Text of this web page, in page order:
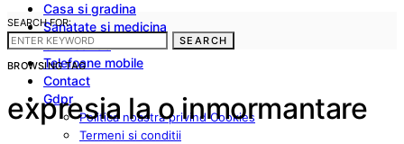
Casa si gradina
Sanatate si medicina
Cum sa fac
Telefoane mobile
Contact
Gdpr
Politica noastra privind Cookies
Termeni si conditii
SEARCH FOR:
SEARCH
BROWSING TAG
expresia la o inmormantare